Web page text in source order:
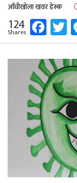
आँधीखोला खवर डेस्क
124
Shares